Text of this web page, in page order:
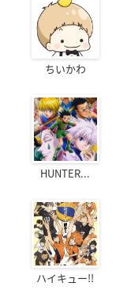
ちいかわ
HUNTER...
ハイキュー!!